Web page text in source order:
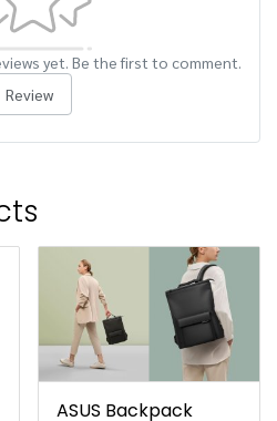
yet. Be the first to comment.
Review
ASUS Backpack